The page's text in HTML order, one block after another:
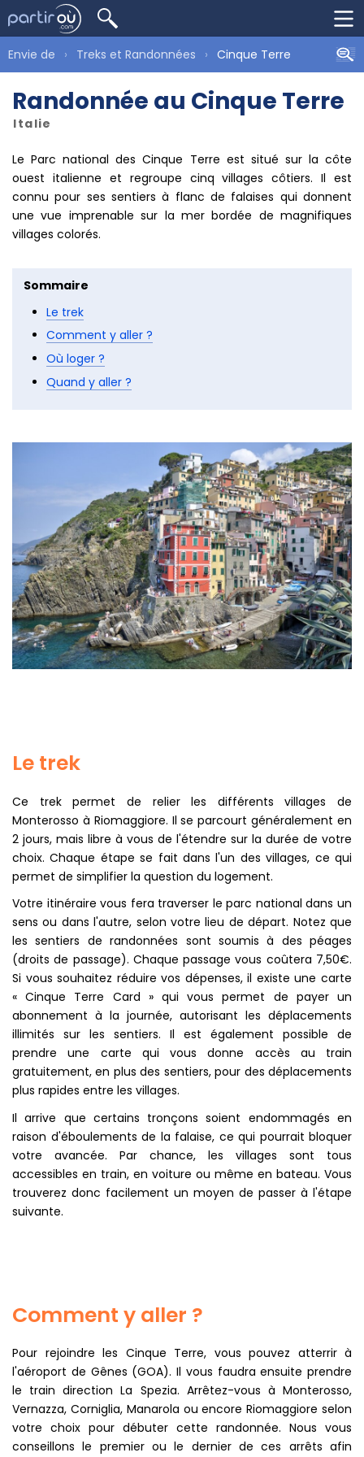
Envie de Treks et Randonnées Cinque Terre
Randonnée au Cinque Terre
Italie
Le Parc national des Cinque Terre est situé sur la côte
ouest italienne et regroupe cinq villages côtiers. Il est
connu pour ses sentiers à flanc de falaises qui donnent
une vue imprenable sur la mer bordée de magnifiques
villages colorés.
Sommaire
Le trek
Comment y aller ?
Où loger ?
Quand y aller ?
Le trek
Ce trek permet de relier les différents villages de
Monterosso à Riomaggiore. Il se parcourt généralement en
2 jours, mais libre à vous de l'étendre sur la durée de votre
choix. Chaque étape se fait dans l'un des villages, ce qui
permet de simplifier la question du logement.
Votre itinéraire vous fera traverser le parc national dans un
sens ou dans l'autre, selon votre lieu de départ. Notez que
les sentiers de randonnées sont soumis à des péages
(droits de passage). Chaque passage vous coûtera 7,50€.
Si vous souhaitez réduire vos dépenses, il existe une carte
« Cinque Terre Card » qui vous permet de payer un
abonnement à la journée, autorisant les déplacements
illimités sur les sentiers. Il est également possible de
prendre une carte qui vous donne accès au train
gratuitement, en plus des sentiers, pour des déplacements
plus rapides entre les villages.
Il arrive que certains tronçons soient endommagés en
raison d'éboulements de la falaise, ce qui pourrait bloquer
votre avancée. Par chance, les villages sont tous
accessibles en train, en voiture ou même en bateau. Vous
trouverez donc facilement un moyen de passer à l'étape
suivante.
Comment y aller ?
Pour rejoindre les Cinque Terre, vous pouvez atterrir à
l'aéroport de Gênes (GOA). Il vous faudra ensuite prendre
le train direction La Spezia. Arrêtez-vous à Monterosso,
Vernazza, Corniglia, Manarola ou encore Riomaggiore selon
votre choix pour débuter cette randonnée. Nous vous
conseillons le premier ou le dernier de ces arrêts afin